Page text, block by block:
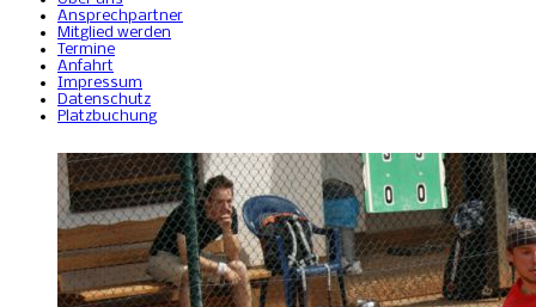
Ansprechpartner
Mitglied werden
Termine
Anfahrt
Impressum
Datenschutz
Platzbuchung